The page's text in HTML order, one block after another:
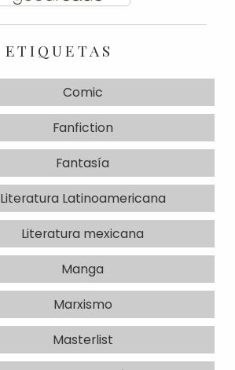
ETIQUETAS
Comic
Fanfiction
Fantasía
Literatura Latinoamericana
Literatura mexicana
Manga
Marxismo
Masterlist